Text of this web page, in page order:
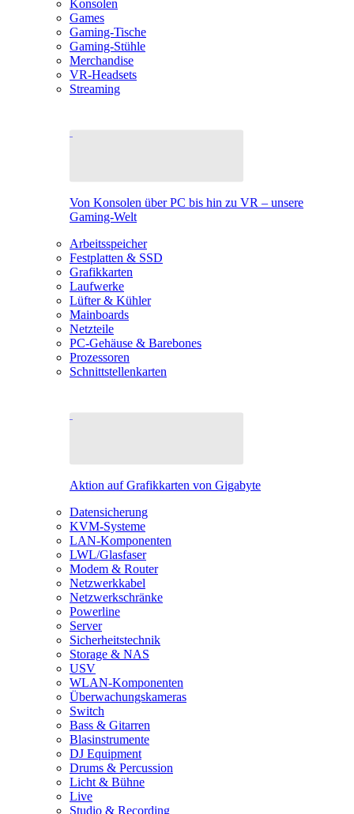
Konsolen
Games
Gaming-Tische
Gaming-Stühle
Merchandise
VR-Headsets
Streaming
Von Konsolen über PC bis hin zu VR – unsere
Gaming-Welt
Arbeitsspeicher
Festplatten & SSD
Grafikkarten
Laufwerke
Lüfter & Kühler
Mainboards
Netzteile
PC-Gehäuse & Barebones
Prozessoren
Schnittstellenkarten
Aktion auf Grafikkarten von Gigabyte
Datensicherung
KVM-Systeme
LAN-Komponenten
LWL/Glasfaser
Modem & Router
Netzwerkkabel
Netzwerkschränke
Powerline
Server
Sicherheitstechnik
Storage & NAS
USV
WLAN-Komponenten
Überwachungskameras
Switch
Bass & Gitarren
Blasinstrumente
DJ Equipment
Drums & Percussion
Licht & Bühne
Live
Studio & Recording